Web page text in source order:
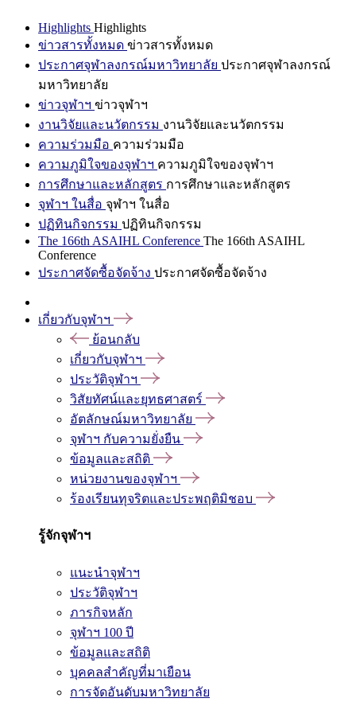
Highlights Highlights
ข่าวสารทั้งหมด ข่าวสารทั้งหมด
ประกาศจุฬาลงกรณ์มหาวิทยาลัย ประกาศจุฬาลงกรณ์
มหาวิทยาลัย
ข่าวจุฬาฯ ข่าวจุฬาฯ
งานวิจัยและนวัตกรรม งานวิจัยและนวัตกรรม
ความร่วมมือ ความร่วมมือ
ความภูมิใจของจุฬาฯ ความภูมิใจของจุฬาฯ
การศึกษาและหลักสูตร การศึกษาและหลักสูตร
จุฬาฯ ในสื่อ จุฬาฯ ในสื่อ
ปฏิทินกิจกรรม ปฏิทินกิจกรรม
The 166th ASAIHL Conference The 166th ASAIHL
Conference
ประกาศจัดซื้อจัดจ้าง ประกาศจัดซื้อจัดจ้าง
เกี่ยวกับจุฬาฯ
ย้อนกลับ
เกี่ยวกับจุฬาฯ
ประวัติจุฬาฯ
วิสัยทัศน์และยุทธศาสตร์
อัตลักษณ์มหาวิทยาลัย
จุฬาฯ กับความยั่งยืน
ข้อมูลและสถิติ
หน่วยงานของจุฬาฯ
ร้องเรียนทุจริตและประพฤติมิชอบ
รู้จักจุฬาฯ
แนะนำจุฬาฯ
ประวัติจุฬาฯ
ภารกิจหลัก
จุฬาฯ 100 ปี
ข้อมูลและสถิติ
บุคคลสำคัญที่มาเยือน
การจัดอันดับมหาวิทยาลัย